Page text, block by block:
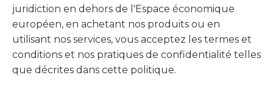
juridiction en dehors de l'Espace économique
européen, en achetant nos produits ou en
utilisant nos services, vous acceptez les termes et
conditions et nos pratiques de confidentialité telles
que décrites dans cette politique.